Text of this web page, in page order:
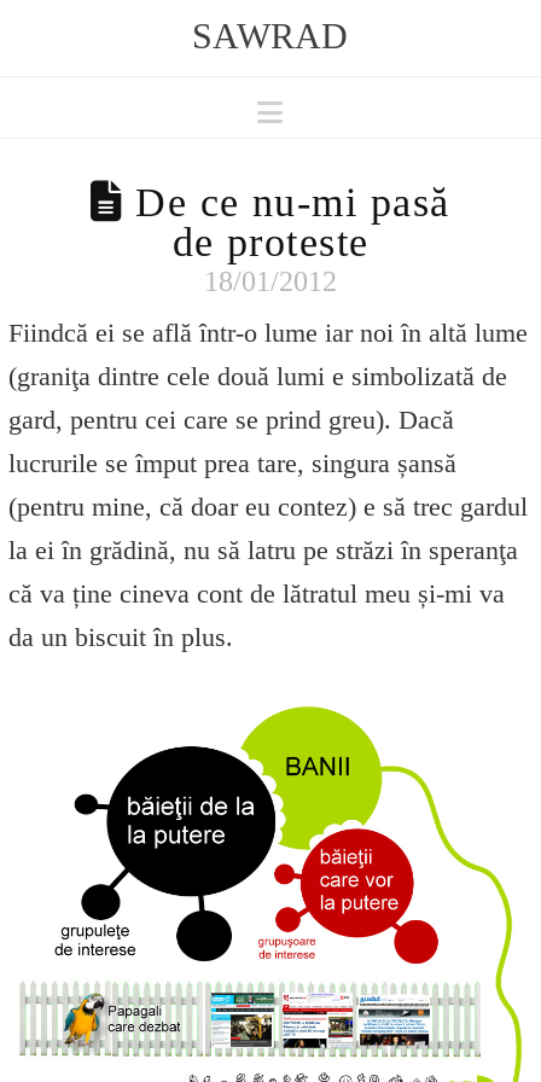
SAWRAD
Navigation
De ce nu-mi pasă
de proteste
18/01/2012
Fiindcă ei se află într-o lume iar noi în altă lume
(graniţa dintre cele două lumi e simbolizată de
gard, pentru cei care se prind greu). Dacă
lucrurile se împut prea tare, singura șansă
(pentru mine, că doar eu contez) e să trec gardul
la ei în grădină, nu să latru pe străzi în speranţa
că va ține cineva cont de lătratul meu și-mi va
da un biscuit în plus.